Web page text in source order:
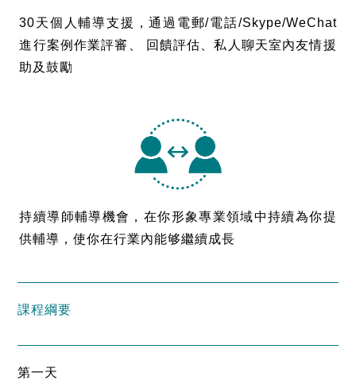
30天個人輔導支援，通過電郵/電話/Skype/WeChat
進行案例作業評審、 回饋評估、私人聊天室內友情援
助及鼓勵
持續導師輔導機會，在你形象專業領域中持續為你提
供輔導，使你在行業內能够繼續成長
課程綱要
第一天